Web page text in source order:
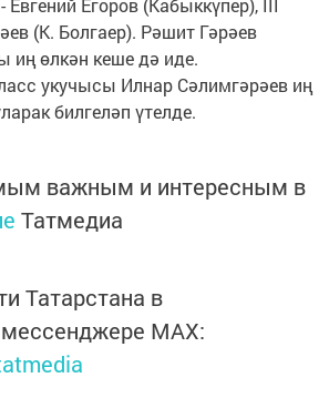
Егоров (Кабыккүпер), III
(К. Болгаер). Рәшит Гәрәев
иң өлкән кеше дә иде.
укучысы Илнар Сәлимгәрәев иң
билгеләп үтелде.
важным и интересным в
Татмедиа
Татарстана в
MАХ: